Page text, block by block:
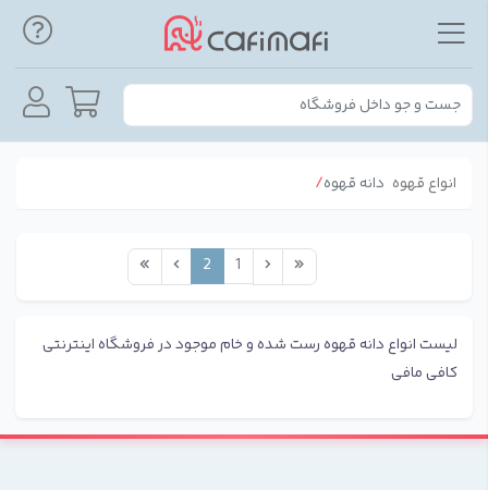
انواع قهوه دانه قهوه
1
2
لیست انواع دانه قهوه رست شده و خام موجود در فروشگاه اینترنتی
کافی مافی